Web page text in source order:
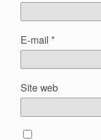
E-mail*
Site web